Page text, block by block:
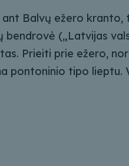
ant Balvų ežero kranto,
bendrovė („Latvijas
Prieiti prie ežero,
pontoninio tipo lieptu.